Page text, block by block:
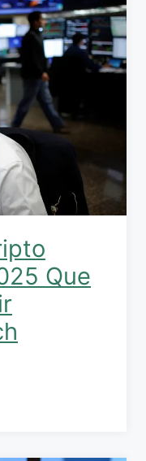
Que